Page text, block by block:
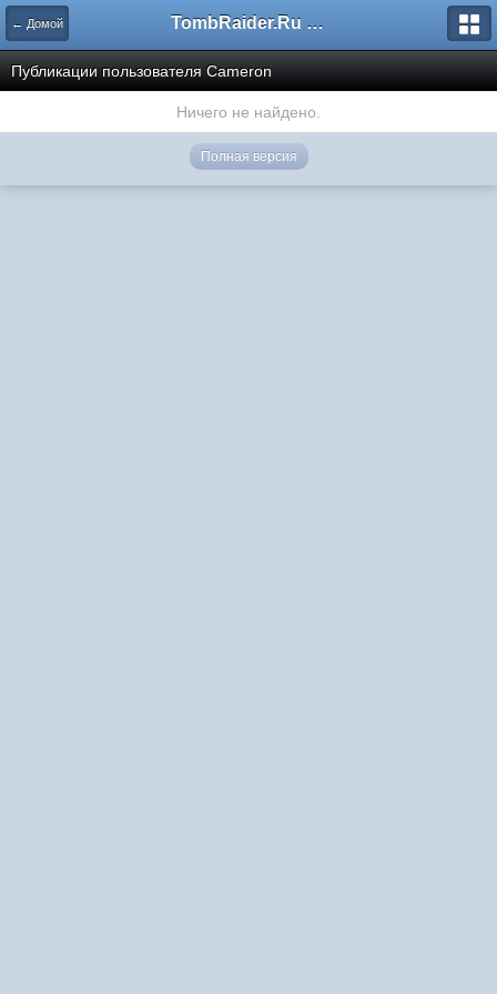
← Домой TombRaider.Ru - Форумы
Публикации пользователя Cameron
Ничего не найдено.
Полная версия